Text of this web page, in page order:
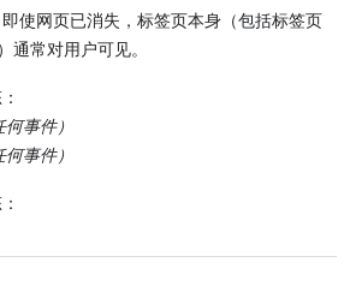
使网页已消失，标签页本身（包括标签页
通常对用户可见。
：
何事件）
何事件）
：